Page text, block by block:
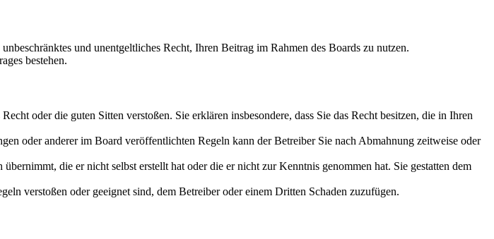
und unentgeltliches Recht, Ihren Beitrag im Rahmen des Boards zu nutzen.
bestehen.
oder die guten Sitten verstoßen. Sie erklären insbesondere, dass Sie das Recht besitzen, die in Ihren
oder anderer im Board veröffentlichten Regeln kann der Betreiber Sie nach Abmahnung zeitweise oder
die er nicht selbst erstellt hat oder die er nicht zur Kenntnis genommen hat. Sie gestatten dem
verstoßen oder geeignet sind, dem Betreiber oder einem Dritten Schaden zuzufügen.